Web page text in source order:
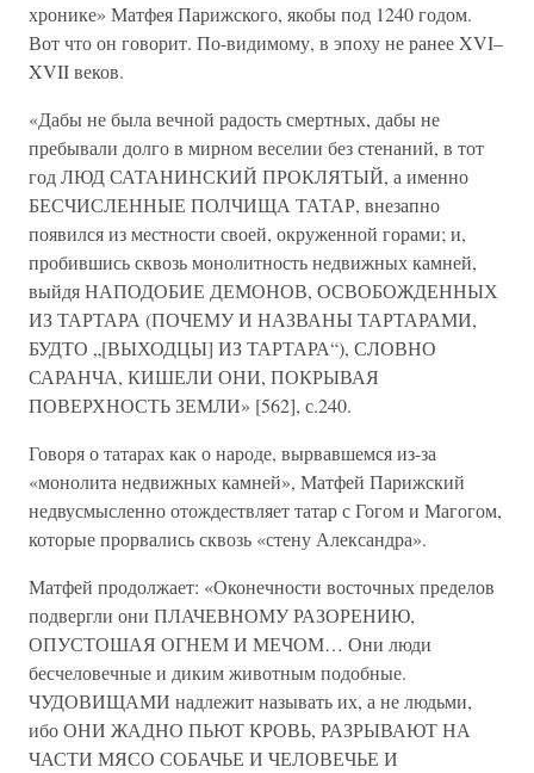
хронике» Матфея Парижского, якобы под 1240 годом.
Вот что он говорит. По-видимому, в эпоху не ранее XVI–
XVII веков.
«Дабы не была вечной радость смертных, дабы не
пребывали долго в мирном веселии без стенаний, в тот
год ЛЮД САТАНИНСКИЙ ПРОКЛЯТЫЙ, а именно
БЕСЧИСЛЕННЫЕ ПОЛЧИЩА ТАТАР, внезапно
появился из местности своей, окруженной горами; и,
пробившись сквозь монолитность недвижных камней,
выйдя НАПОДОБИЕ ДЕМОНОВ, ОСВОБОЖДЕННЫХ
ИЗ ТАРТАРА (ПОЧЕМУ И НАЗВАНЫ ТАРТАРАМИ,
БУДТО „[ВЫХОДЦЫ] ИЗ ТАРТАРА“), СЛОВНО
САРАНЧА, КИШЕЛИ ОНИ, ПОКРЫВАЯ
ПОВЕРХНОСТЬ ЗЕМЛИ» [562], с.240.
Говоря о татарах как о народе, вырвавшемся из-за
«монолита недвижных камней», Матфей Парижский
недвусмысленно отождествляет татар с Гогом и Магогом,
которые прорвались сквозь «стену Александра».
Матфей продолжает: «Оконечности восточных пределов
подвергли они ПЛАЧЕВНОМУ РАЗОРЕНИЮ,
ОПУСТОШАЯ ОГНЕМ И МЕЧОМ… Они люди
бесчеловечные и диким животным подобные.
ЧУДОВИЩАМИ надлежит называть их, а не людьми,
ибо ОНИ ЖАДНО ПЬЮТ КРОВЬ, РАЗРЫВАЮТ НА
ЧАСТИ МЯСО СОБАЧЬЕ И ЧЕЛОВЕЧЬЕ И